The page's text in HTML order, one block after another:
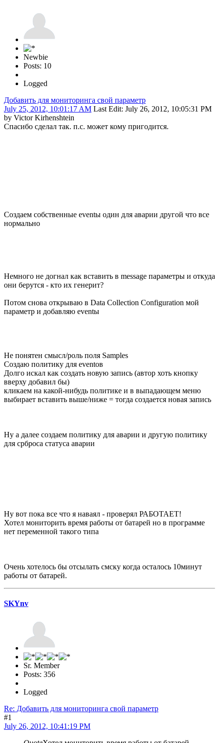
Newbie
Posts: 10
Logged
Добавить для мониторинга свой параметр
July 25, 2012, 10:01:17 AM Last Edit: July 26, 2012, 10:05:31 PM
by Victor Kirhenshtein
Спасибо сделал так. п.с. может кому пригодится.
Создаем собственные eventы один для аварии другой что все
нормально
Немного не догнал как вставить в message параметры и откуда
они берутся - кто их генерит?
Потом снова открываю в Data Collection Configuration мой
параметр и добавляю eventы
Не понятен смысл/роль поля Samples
Создаю политику для eventов
Долго искал как создать новую запись (автор хоть кнопку
вверху добавил бы)
кликаем на какой-нибудь политике и в выпадающем меню
выбирает вставить выше/ниже = тогда создается новая запись
Ну а далее создаем политику для аварии и другую политику
для срброса статуса аварии
Ну вот пока все что я наваял - проверял РАБОТАЕТ!
Хотел мониторить время работы от батарей но в программе
нет переменной такого типа
Очень хотелось бы отсылать смску когда осталось 10минут
работы от батарей.
SKYnv
Sr. Member
Posts: 356
Logged
Re: Добавить для мониторинга свой параметр
#1
July 26, 2012, 10:41:19 PM